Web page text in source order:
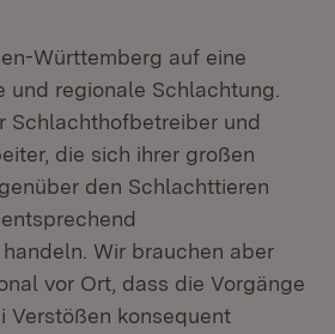
Württemberg auf eine
regionale Schlachtung.
Schlachthofbetreiber und
die sich ihrer großen
den Schlachttieren
Wir brauchen aber
vor Ort, dass die Vorgänge
Verstößen konsequent